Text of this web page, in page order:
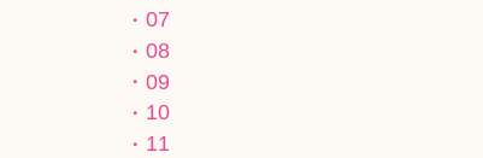
07
08
09
10
11